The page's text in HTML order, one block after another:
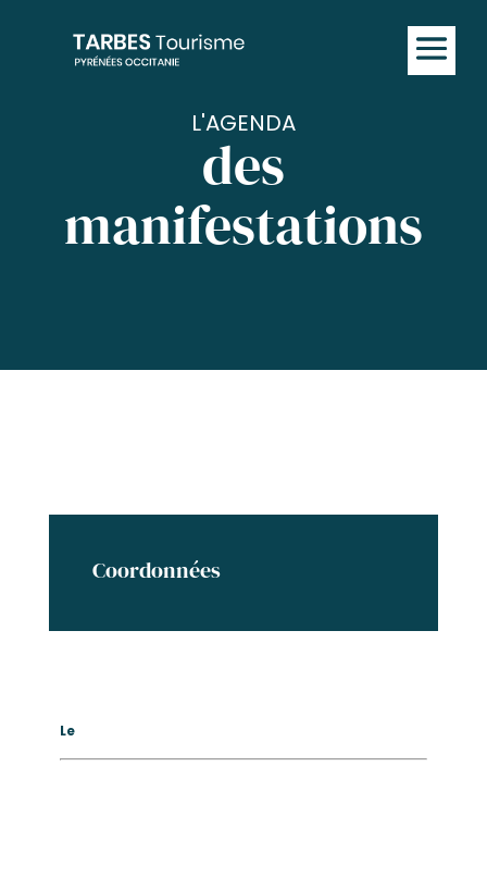
L'AGENDA
des
manifestations
Coordonnées
Le